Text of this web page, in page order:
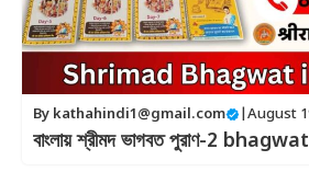
By kathahindi1@gmail.com August
বাংলায় শ্রীমদ ভাগবত পুরাণ-2